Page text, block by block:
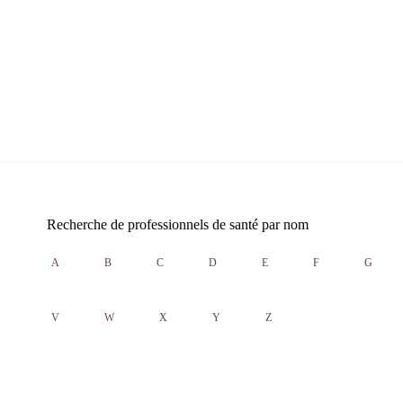
Recherche de professionnels de santé par nom
A B C D E F G
V W X Y Z